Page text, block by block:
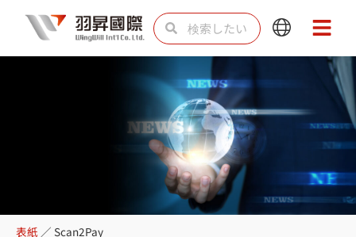
を
検
索 索
Main
Menu
Main
Menu
Scan2Pay
表紙 ／ Scan2Pay